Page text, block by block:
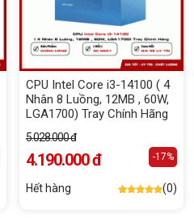
CPU Intel Core i3-14100 ( 4
Nhân 8 Luồng, 12MB , 60W,
LGA1700) Tray Chính Hãng
5.028.000 đ
4.190.000 đ -17%
Hết hàng (0)